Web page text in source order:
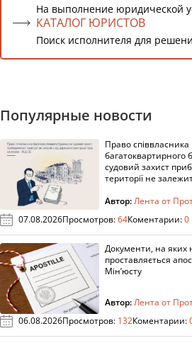
На выполнение юридической
КАТАЛОГ ЮРИСТОВ
Поиск исполнителя для
Популярные новости
Право співвласника
багатоквартирного
судовий захист
території не
Автор:Лента от
07.08.2026Просмотров:64Коментарии:0
Документи, на яких
проставляється
Мін’юсту
Автор:Лента от
06.08.2026Просмотров: 132Коментарии: